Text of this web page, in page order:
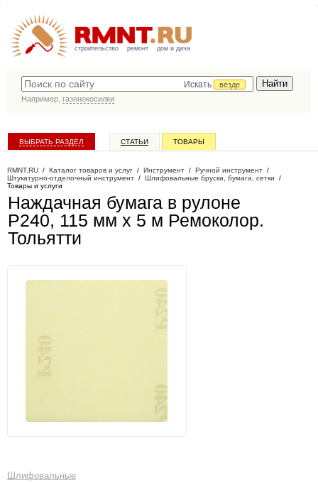
строительство ремонт дом и дача
Искать
везде
Например, газонокосилки
ВЫБРАТЬ РАЗДЕЛ СТАТЬИ ТОВАРЫ
RMNT.RU / Каталог товаров и услуг / Инструмент / Ручной инструмент /
Штукатурно-отделочный инструмент / Шлифовальные бруски, бумага, сетки /
Товары и услуги
Наждачная бумага в рулоне
P240, 115 мм х 5 м Ремоколор.
Тольятти
Шлифовальные